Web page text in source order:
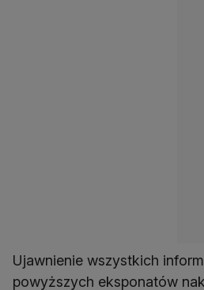
Ujawnienie wszystkich
powyższych eksponatów